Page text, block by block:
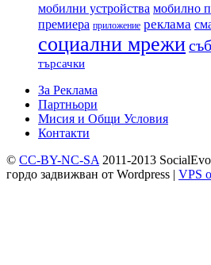
мобилни устройства мобилно
премиера приложение реклама
социални мрежи
търсачки
За Реклама
Партньори
Мисия и Общи Условия
Контакти
© CC-BY-NC-SA 2011-2013
гордо задвижван от Wordpress | VPS